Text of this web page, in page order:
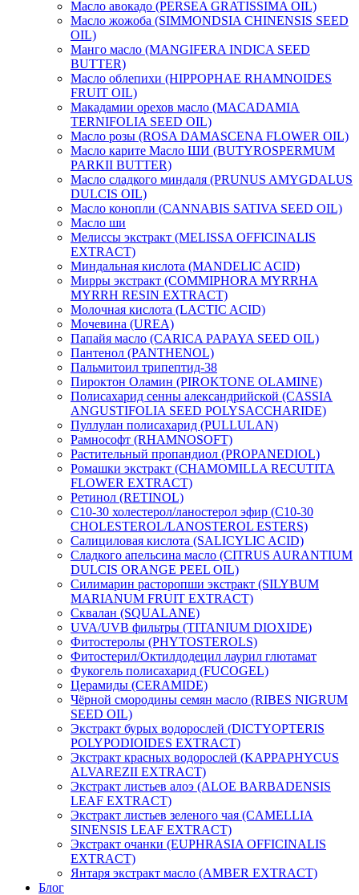
Масло авокадо (PERSEA GRATISSIMA OIL)
Масло жожоба (SIMMONDSIA CHINENSIS SEED
OIL)
Манго масло (MANGIFERA INDICA SEED
BUTTER)
Масло облепихи (HIPPOPHAE RHAMNOIDES
FRUIT OIL)
Макадамии орехов масло (MACADAMIA
TERNIFOLIA SEED OIL)
Масло розы (ROSA DAMASCENA FLOWER OIL)
Масло карите Масло ШИ (BUTYROSPERMUM
PARKII BUTTER)
Масло сладкого миндаля (PRUNUS AMYGDALUS
DULCIS OIL)
Масло конопли (CANNABIS SATIVA SEED OIL)
Масло ши
Мелиссы экстракт (MELISSA OFFICINALIS
EXTRACT)
Миндальная кислота (MANDELIC ACID)
Мирры экстракт (COMMIPHORA MYRRHA
MYRRH RESIN EXTRACT)
Молочная кислота (LACTIC ACID)
Мочевина (UREA)
Папайя масло (CARICA PAPAYA SEED OIL)
Пантенол (PANTHENOL)
Пальмитоил трипептид-38
Пироктон Оламин (PIROKTONE OLAMINE)
Полисахарид сенны александрийской (CASSIA
ANGUSTIFOLIA SEED POLYSACCHARIDE)
Пуллулан полисахарид (PULLULAN)
Рамнософт (RHAMNOSOFT)
Растительный пропандиол (PROPANEDIOL)
Ромашки экстракт (CHAMOMILLA RECUTITA
FLOWER EXTRACT)
Ретинол (RETINOL)
C10-30 холестерол/ланостерол эфир (C10-30
CHOLESTEROL/LANOSTEROL ESTERS)
Салициловая кислота (SALICYLIC ACID)
Сладкого апельсина масло (CITRUS AURANTIUM
DULCIS ORANGE PEEL OIL)
Силимарин расторопши экстракт (SILYBUM
MARIANUM FRUIT EXTRACT)
Сквалан (SQUALANE)
UVA/UVB фильтры (TITANIUM DIOXIDE)
Фитостеролы (PHYTOSTEROLS)
Фитостерил/Октилдодецил лаурил глютамат
Фукогель полисахарид (FUCOGEL)
Церамиды (CERAMIDE)
Чёрной смородины семян масло (RIBES NIGRUM
SEED OIL)
Экстракт бурых водорослей (DICTYOPTERIS
POLYPODIOIDES EXTRACT)
Экстракт красных водорослей (KAPPAPHYCUS
ALVAREZII EXTRACT)
Экстракт листьев алоэ (ALOE BARBADENSIS
LEAF EXTRACT)
Экстракт листьев зеленого чая (CAMELLIA
SINENSIS LEAF EXTRACT)
Экстракт очанки (EUPHRASIA OFFICINALIS
EXTRACT)
Янтаря экстракт масло (AMBER EXTRACT)
Блог